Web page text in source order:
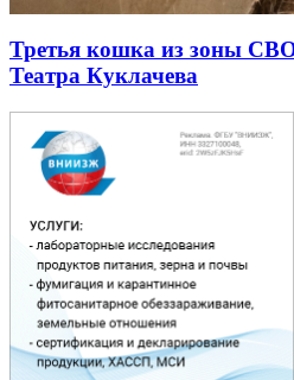
Третья кошка из зоны СВО
Театра Куклачева